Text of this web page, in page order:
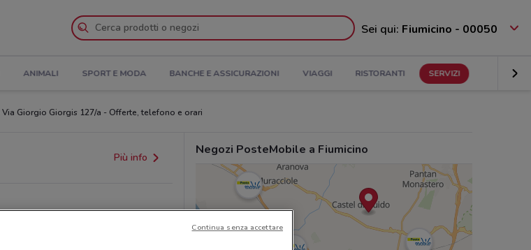
Sei qui: Fiumicino - 00050
ANIMALI SPORT E MODA BANCHE E ASSICURAZIONI VIAGGI RISTORANTI SERVIZI
Via Giorgio Giorgis 127/a - Offerte, telefono e orari
Più info
Negozi PosteMobile a Fiumicino
Continua senza accettare